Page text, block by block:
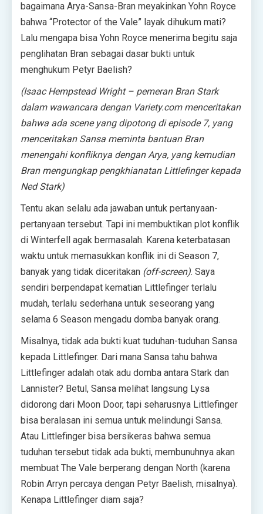
bagaimana Arya-Sansa-Bran meyakinkan Yohn Royce
bahwa “Protector of the Vale” layak dihukum mati?
Lalu mengapa bisa Yohn Royce menerima begitu saja
penglihatan Bran sebagai dasar bukti untuk
menghukum Petyr Baelish?
(Isaac Hempstead Wright – pemeran Bran Stark
dalam wawancara dengan Variety.com menceritakan
bahwa ada scene yang dipotong di episode 7, yang
menceritakan Sansa meminta bantuan Bran
menengahi konfliknya dengan Arya, yang kemudian
Bran mengungkap pengkhianatan Littlefinger kepada
Ned Stark)
Tentu akan selalu ada jawaban untuk pertanyaan-
pertanyaan tersebut. Tapi ini membuktikan plot konflik
di Winterfell agak bermasalah. Karena keterbatasan
waktu untuk memasukkan konflik ini di Season 7,
banyak yang tidak diceritakan (off-screen). Saya
sendiri berpendapat kematian Littlefinger terlalu
mudah, terlalu sederhana untuk seseorang yang
selama 6 Season mengadu domba banyak orang.
Misalnya, tidak ada bukti kuat tuduhan-tuduhan Sansa
kepada Littlefinger. Dari mana Sansa tahu bahwa
Littlefinger adalah otak adu domba antara Stark dan
Lannister? Betul, Sansa melihat langsung Lysa
didorong dari Moon Door, tapi seharusnya Littlefinger
bisa beralasan ini semua untuk melindungi Sansa.
Atau Littlefinger bisa bersikeras bahwa semua
tuduhan tersebut tidak ada bukti, membunuhnya akan
membuat The Vale berperang dengan North (karena
Robin Arryn percaya dengan Petyr Baelish, misalnya).
Kenapa Littlefinger diam saja?